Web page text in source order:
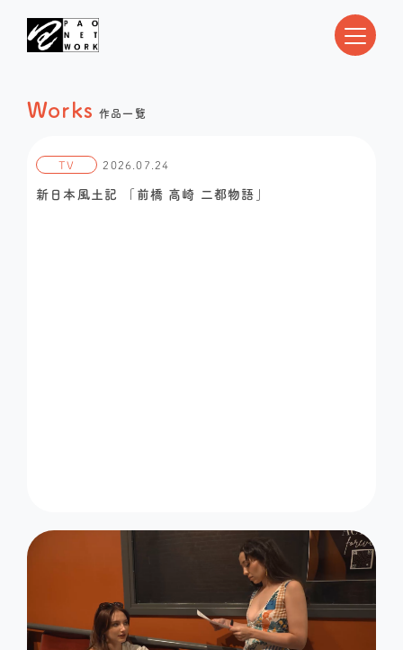
Works 作品一覧
TV 2026.07.24
新日本風土記 「前橋 高崎 二都物語」